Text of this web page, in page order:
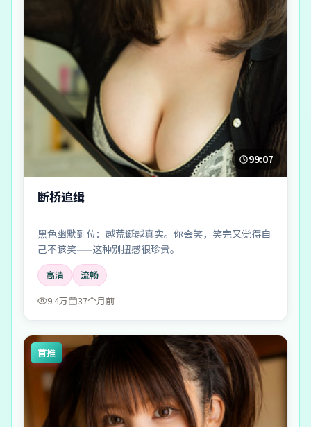
99:07
断桥追缉
黑色幽默到位：越荒诞越真实。你会笑，笑完又觉得自
己不该笑——这种别扭感很珍贵。
高清
流畅
9.4万
37个月前
首推